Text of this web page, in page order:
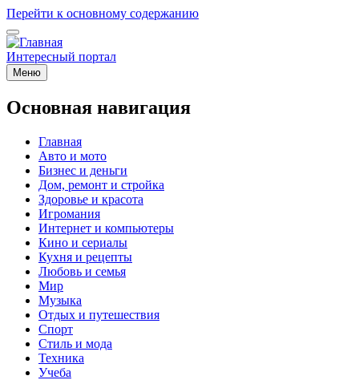
Перейти к основному содержанию
Интересный портал
Меню
Основная навигация
Главная
Авто и мото
Бизнес и деньги
Дом, ремонт и стройка
Здоровье и красота
Игромания
Интернет и компьютеры
Кино и сериалы
Кухня и рецепты
Любовь и семья
Мир
Музыка
Отдых и путешествия
Спорт
Стиль и мода
Техника
Учеба